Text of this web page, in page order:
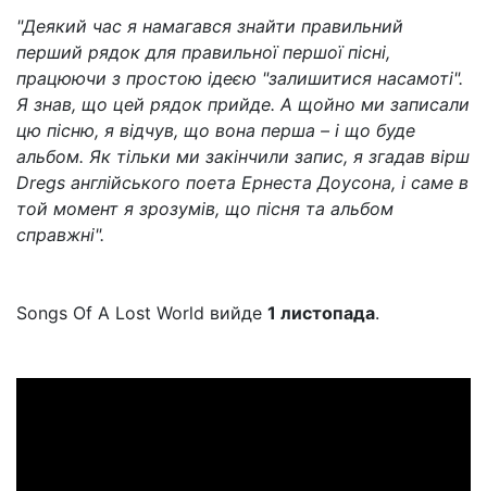
"Деякий час я намагався знайти правильний
перший рядок для правильної першої пісні,
працюючи з простою ідеєю "залишитися насамоті".
Я знав, що цей рядок прийде. А щойно ми записали
цю пісню, я відчув, що вона перша – і що буде
альбом. Як тільки ми закінчили запис, я згадав вірш
Dregs англійського поета Ернеста Доусона, і саме в
той момент я зрозумів, що пісня та альбом
справжні".
Songs Of A Lost World вийде 1 листопада.